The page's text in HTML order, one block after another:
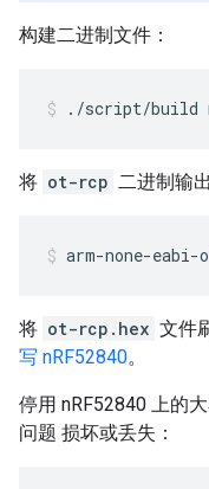
构建二进制文件：
./script/build
将 ot-rcp 二进制输
arm-none-
将 ot-rcp.hex 文件
写 nRF52840。
停用 nRF52840 上的
问题 损坏或丢失：